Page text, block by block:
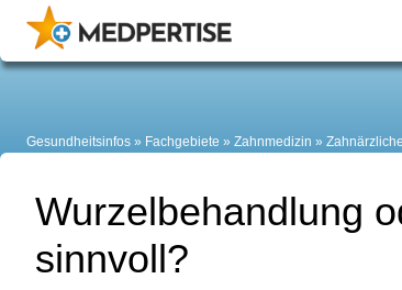
Gesundheitsinfos Fachgebiete Zahnmedizin
Wurzelbehandlung
sinnvoll?